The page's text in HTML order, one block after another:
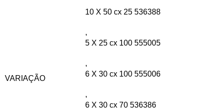
VARIAÇÃO
10 X 50 cx 25 536388
,
5 X 25 cx 100 555005
,
6 X 30 cx 100 555006
,
6 X 30 cx 70 536386